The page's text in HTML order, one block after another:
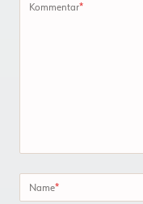
Kommentar*
Name*